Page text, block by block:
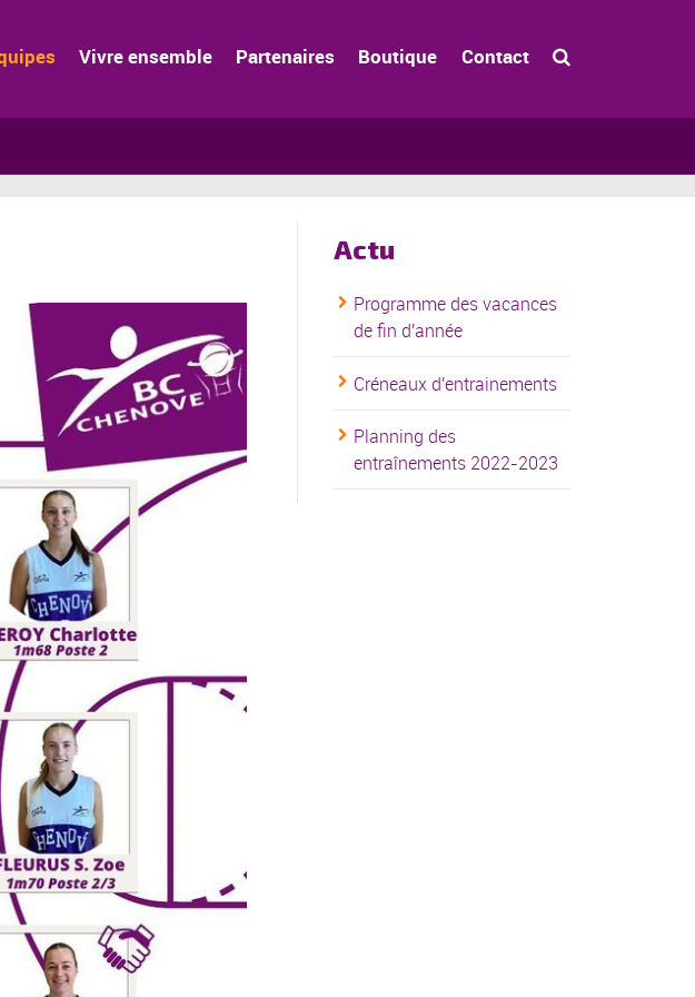
Vivre ensemble Partenaires Boutique Contact
Actu
Programme des vacances
de fin d'année
Créneaux d'entrainements
Planning des
entraînements 2022-2023